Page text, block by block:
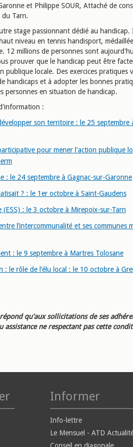
et Philippe SOUR, Attaché de
du Tarn.
stage passionnant dédié au handicap.
niveau en tennis handisport,
12 millions de personnes sont
prouver que le handicap peut être
publique locale. Des exercices pratiques
handicaps et à adopter les bonnes
personnes en situation de handicap.
:
son territoire : le 25 septembre
pour mener l'action publique
: le 24 septembre à Gagnac-sur-Garonne
? : le 1er octobre à Saint-Gaudens
(ESS) : le 3 octobre à Mirepoix-sur-Tarn
l’intercommunalité et ses communes
: le 9 septembre à Martres Tolosane
: le rôle de l’élu local : le 10 octobre à
qu'aux sollicitations de ses
ne respectant pas cette
Informer
Info-lettre
Le Mensuel - ATD